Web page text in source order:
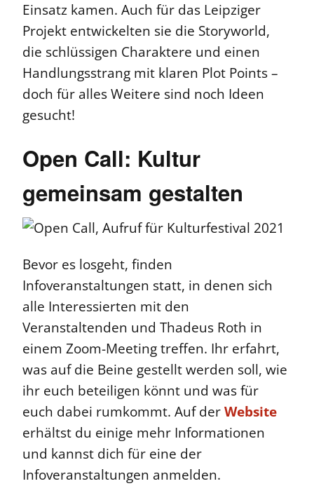
Einsatz kamen. Auch für das Leipziger
Projekt entwickelten sie die Storyworld,
die schlüssigen Charaktere und einen
Handlungsstrang mit klaren Plot Points –
doch für alles Weitere sind noch Ideen
gesucht!
Open Call: Kultur
gemeinsam gestalten
Bevor es losgeht, finden
Infoveranstaltungen statt, in denen sich
alle Interessierten mit den
Veranstaltenden und Thadeus Roth in
einem Zoom-Meeting treffen. Ihr erfahrt,
was auf die Beine gestellt werden soll, wie
ihr euch beteiligen könnt und was für
euch dabei rumkommt. Auf derWebsite
erhältst du einige mehr Informationen
und kannst dich für eine der
Infoveranstaltungen anmelden.